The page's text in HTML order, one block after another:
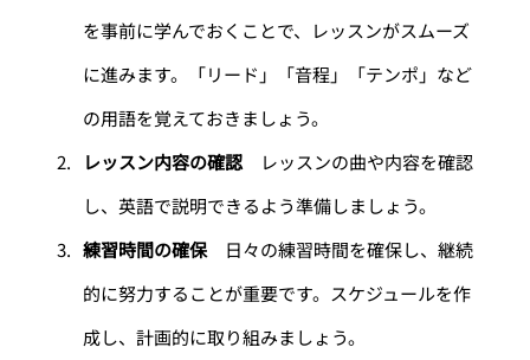
を事前に学んでおくことで、レッスンがスムーズ
に進みます。「リード」「音程」「テンポ」など
の用語を覚えておきましょう。
レッスン内容の確認 レッスンの曲や内容を確認
し、英語で説明できるよう準備しましょう。
練習時間の確保 日々の練習時間を確保し、継続
的に努力することが重要です。スケジュールを作
成し、計画的に取り組みましょう。